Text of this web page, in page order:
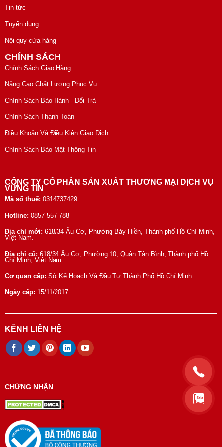
Tin tức
Tuyển dụng
Nội quy cửa hàng
CHÍNH SÁCH
Chính Sách Giao Hàng
Nâng Cao Chất Lượng Phục Vụ
Chính Sách Bảo Hành - Đổi Trả
Chính Sách Thanh Toán
Điều Khoản Và Điều Kiện Giao Dịch
Chính Sách Bảo Mật Thông Tin
CÔNG TY CỔ PHẦN SẢN XUẤT THƯƠNG MẠI DỊCH VỤ
VỮNG TÍN
Mã số thuế: 0314737429
Hotline: 0857 557 788
Địa chỉ mới: 618/34 Âu Cơ, Phường Bảy Hiền, Thành phố Hồ Chí Minh,
Việt Nam.
Địa chỉ cũ: 618/34 Âu Cơ, Phường 10, Quận Tân Bình, Thành phố Hồ
Chí Minh, Việt Nam.
Cơ quan cấp: Sở Kế Hoạch Và Đầu Tư Thành Phố Hồ Chí Minh.
Ngày cấp: 15/11/2017
KÊNH LIÊN HỆ
CHỨNG NHẬN